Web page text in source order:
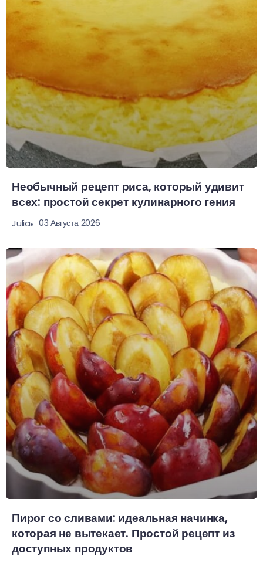
Необычный рецепт риса, который удивит
всех: простой секрет кулинарного гения
Julia 03 Августа 2026
Пирог со сливами: идеальная начинка,
которая не вытекает. Простой рецепт из
доступных продуктов